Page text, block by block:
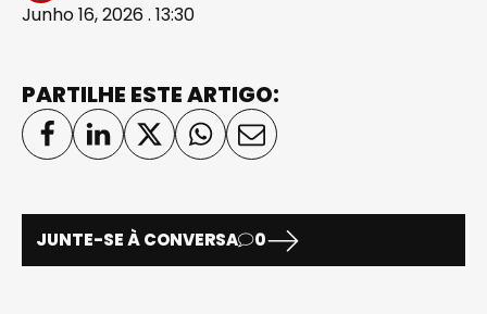
Junho 16, 2026 . 13:30
PARTILHE ESTE ARTIGO:
JUNTE-SE À CONVERSA 0